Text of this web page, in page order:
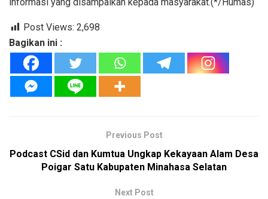
Post Views: 2,698
Bagikan ini :
Previous Post
Podcast CSid dan Kumtua Ungkap Kekayaan Alam Desa
Poigar Satu Kabupaten Minahasa Selatan
Next Post